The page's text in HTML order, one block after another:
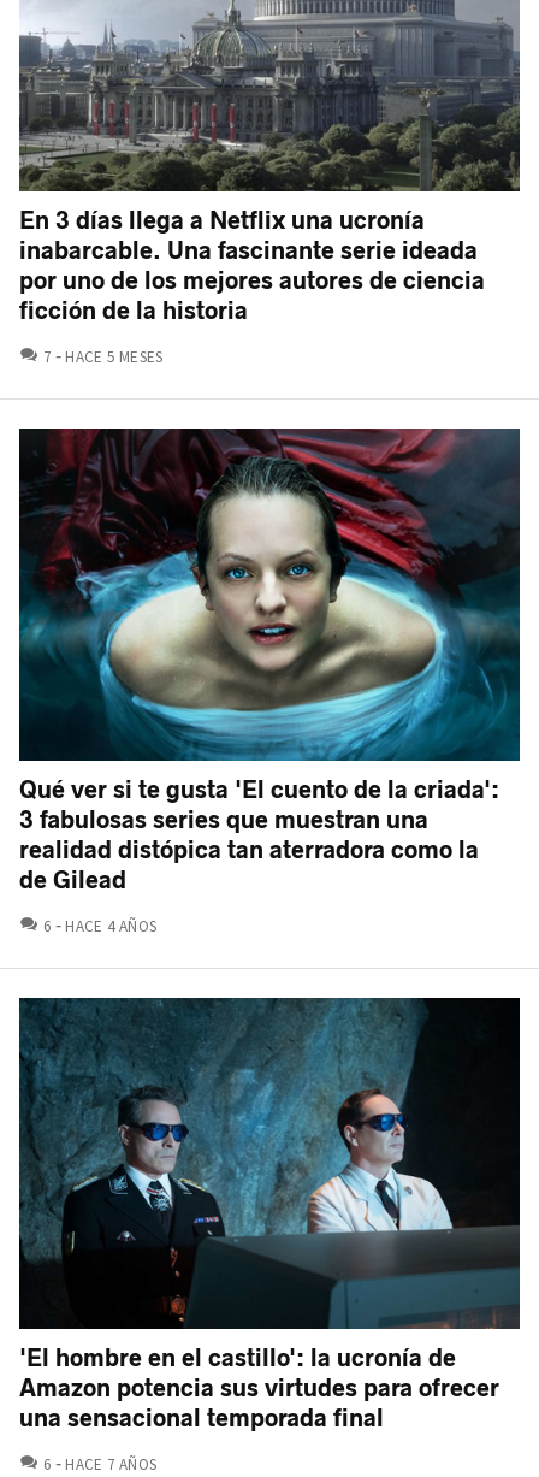
En 3 días llega a Netflix una ucronía
inabarcable. Una fascinante serie ideada
por uno de los mejores autores de ciencia
ficción de la historia
7 COMENTARIOS
HACE 5 MESES
Qué ver si te gusta 'El cuento de la criada':
3 fabulosas series que muestran una
realidad distópica tan aterradora como la
de Gilead
6 COMENTARIOS
HACE 4 AÑOS
'El hombre en el castillo': la ucronía de
Amazon potencia sus virtudes para ofrecer
una sensacional temporada final
6 COMENTARIOS
HACE 7 AÑOS